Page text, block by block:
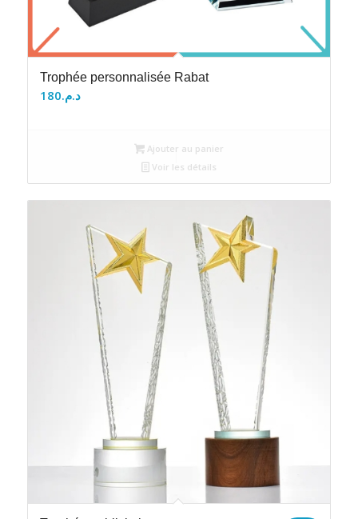
Trophée personnalisée Rabat
د.م.180
Ajouter au panier
Voir les détails